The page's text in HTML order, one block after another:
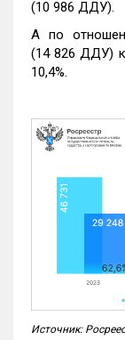
(10 986 ДДУ).
А по
(14 826 ДДУ)
10,4%.
Источник: